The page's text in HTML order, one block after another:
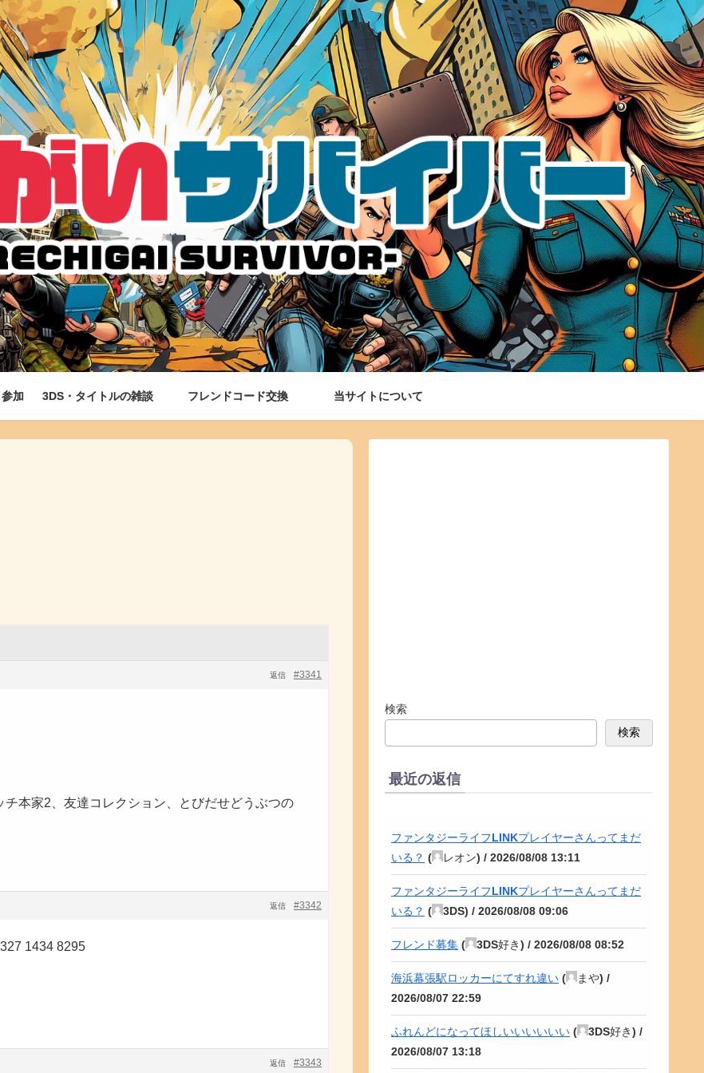
加 3DS・タイトルの雑談 フレンドコード交換 当サイトについて
#3341
返信
本家2、友達コレクション、とびだせどうぶつの
#3342
返信
1434 8295
#3343
返信
検索
検索
最近の返信
ファンタジーライフLINKプレイヤーさんってまだ
いる？ ( レオン) / 2026/08/08 13:11
ファンタジーライフLINKプレイヤーさんってまだ
いる？ ( 3DS) / 2026/08/08 09:06
フレンド募集 ( 3DS好き) / 2026/08/08 08:52
海浜幕張駅ロッカーにてすれ違い ( まや) /
2026/08/07 22:59
ふれんどになってほしいいいいいい ( 3DS好き) /
2026/08/07 13:18